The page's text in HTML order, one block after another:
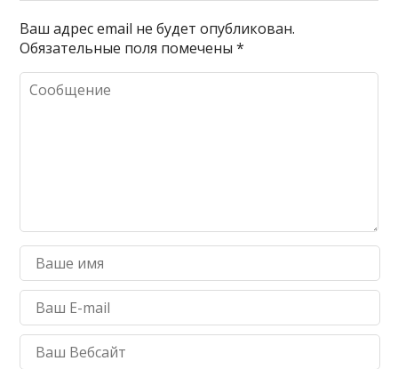
Ваш адрес email не будет опубликован.
Обязательные поля помечены*